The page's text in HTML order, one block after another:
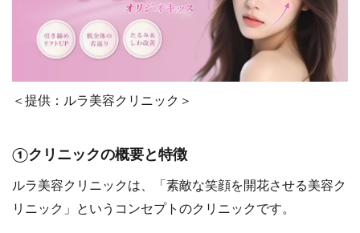
＜提供：ルラ美容クリニック＞
①クリニックの概要と特徴
ルラ美容クリニックは、「素敵な笑顔を開花させる美容ク
リニック」というコンセプトのクリニックです。